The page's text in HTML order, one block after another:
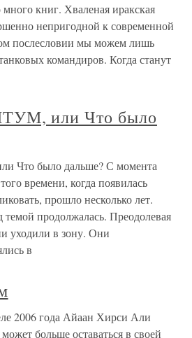
книг. Хваленая иракская
непригодной к современной
послесловии мы можем лишь
командиров. Когда станут
или Что было
было дальше? С момента
времени, когда появилась
прошло несколько лет.
продолжалась. Преодолевая
уходили в зону. Они
в
2006 года Айаан Хирси Али
больше оставаться в своей